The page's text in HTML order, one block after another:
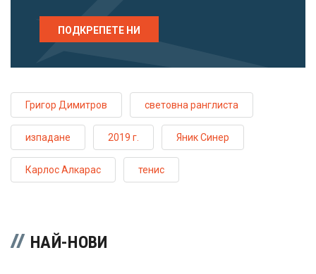
ПОДКРЕПЕТЕ НИ
Григор Димитров световна ранглиста
изпадане 2019 г. Яник Синер
Карлос Алкарас тенис
НАЙ-НОВИ